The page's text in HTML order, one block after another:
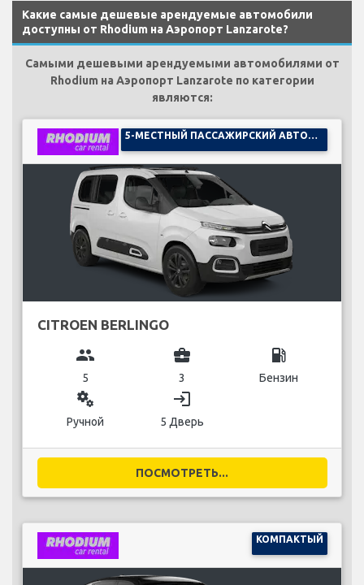
Какие самые дешевые арендуемые автомобили
доступны от Rhodium на Аэропорт Lanzarote?
Самыми дешевыми арендуемыми автомобилями от
Rhodium на Аэропорт Lanzarote по категории
являются:
CITROEN BERLINGO
group
5
business_center
3
local_gas_station
Бензин
miscellaneous_services
Ручной
login
5 Дверь
ПОСМОТРЕТЬ...
КОМПАКТЫЙ